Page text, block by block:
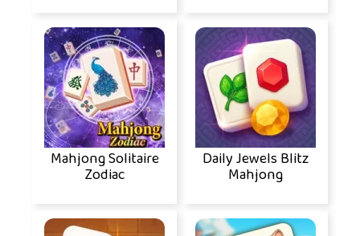
Mahjong Solitaire
Zodiac
Daily Jewels Blitz
Mahjong